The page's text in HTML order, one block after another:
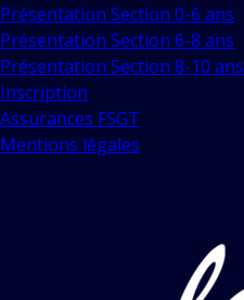
Présentation Section 0-6 ans
Présentation Section 6-8 ans
Présentation Section 8-10 ans
Inscription
Assurances FSGT
Mentions légales